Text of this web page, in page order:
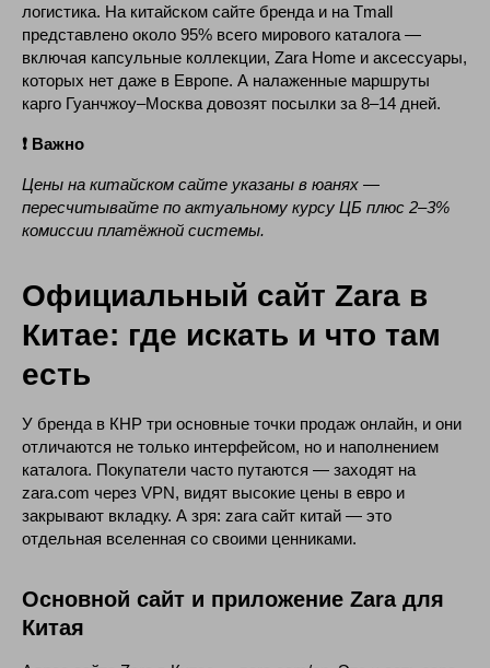
логистика. На китайском сайте бренда и на Tmall
представлено около 95% всего мирового каталога —
включая капсульные коллекции, Zara Home и аксессуары,
которых нет даже в Европе. А налаженные маршруты
карго Гуанчжоу–Москва довозят посылки за 8–14 дней.
❗ Важно
Цены на китайском сайте указаны в юанях —
пересчитывайте по актуальному курсу ЦБ плюс 2–3%
комиссии платёжной системы.
Официальный сайт Zara в
Китае: где искать и что там
есть
У бренда в КНР три основные точки продаж онлайн, и они
отличаются не только интерфейсом, но и наполнением
каталога. Покупатели часто путаются — заходят на
zara.com через VPN, видят высокие цены в евро и
закрывают вкладку. А зря: zara сайт китай — это
отдельная вселенная со своими ценниками.
Основной сайт и приложение Zara для
Китая